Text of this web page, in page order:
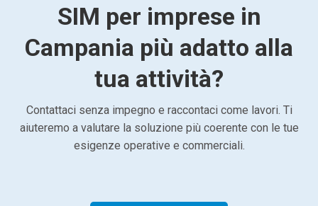
SIM per imprese in
Campania più adatto alla
tua attività?
Contattaci senza impegno e raccontaci come lavori. Ti
aiuteremo a valutare la soluzione più coerente con le tue
esigenze operative e commerciali.